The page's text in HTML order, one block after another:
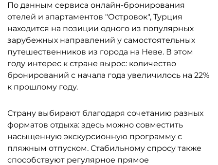
По данным сервиса онлайн-бронирования
отелей и апартаментов "Островок", Турция
находится на позиции одного из популярных
зарубежных направлений у самостоятельных
путешественников из города на Неве. В этом
году интерес к стране вырос: количество
бронирований с начала года увеличилось на 22%
к прошлому году.
Страну выбирают благодаря сочетанию разных
форматов отдыха: здесь можно совместить
насыщенную экскурсионную программу с
пляжным отпуском. Стабильному спросу также
способствуют регулярное прямое